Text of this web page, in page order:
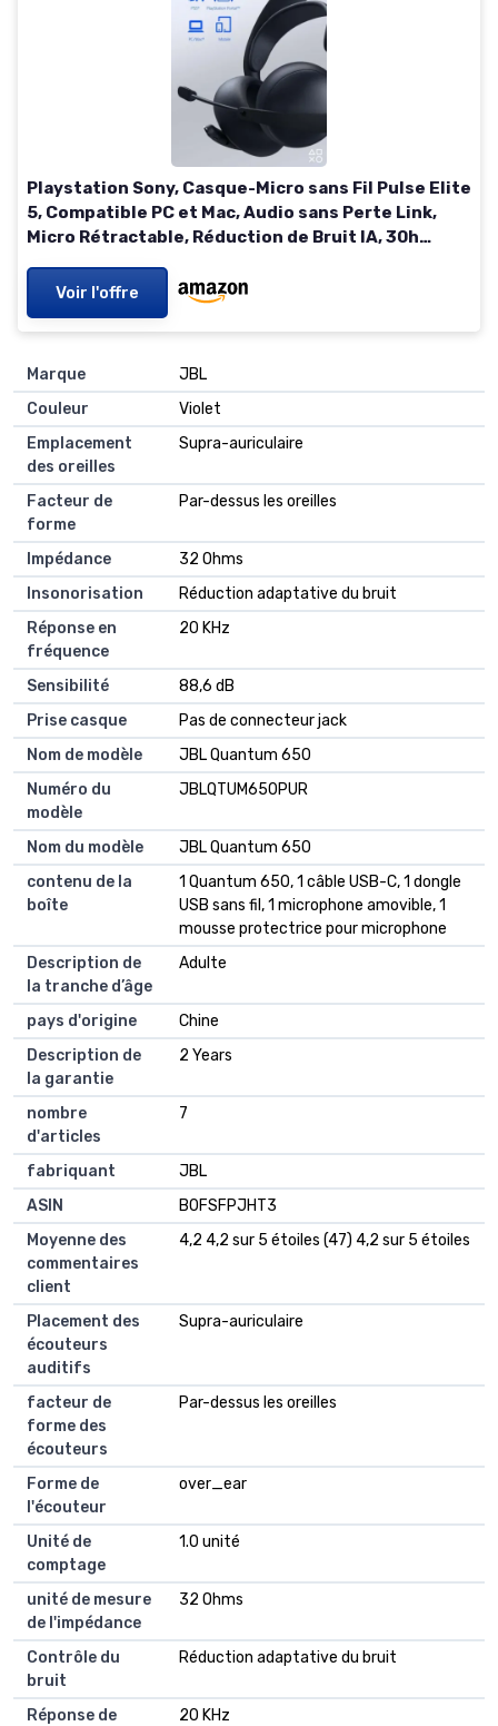
Playstation Sony, Casque-Micro sans Fil Pulse Elite
5, Compatible PC et Mac, Audio sans Perte Link,
Micro Rétractable, Réduction de Bruit IA, 30h
Voir l'offre
Marque
JBL
Couleur
Violet
Emplacement
des oreilles
Supra-auriculaire
Facteur de
forme
Par-dessus les oreilles
Impédance
32 Ohms
Insonorisation
Réduction adaptative du bruit
Réponse en
fréquence
20 KHz
Sensibilité
88,6 dB
Prise casque
Pas de connecteur jack
Nom de modèle
JBL Quantum 650
Numéro du
modèle
JBLQTUM650PUR
Nom du modèle
JBL Quantum 650
contenu de la
boîte
1 Quantum 650, 1 câble USB-C, 1 dongle
USB sans fil, 1 microphone amovible, 1
mousse protectrice pour microphone
Description de
la tranche d’âge
Adulte
pays d'origine
Chine
Description de
la garantie
2 Years
nombre
d'articles
7
fabriquant
JBL
ASIN
B0FSFPJHT3
Moyenne des
commentaires
client
4,2 4,2 sur 5 étoiles (47) 4,2 sur 5 étoiles
Placement des
écouteurs
auditifs
Supra-auriculaire
facteur de
forme des
écouteurs
Par-dessus les oreilles
Forme de
l'écouteur
over_ear
Unité de
comptage
1.0 unité
unité de mesure
de l'impédance
32 Ohms
Contrôle du
bruit
Réduction adaptative du bruit
Réponse de
20 KHz